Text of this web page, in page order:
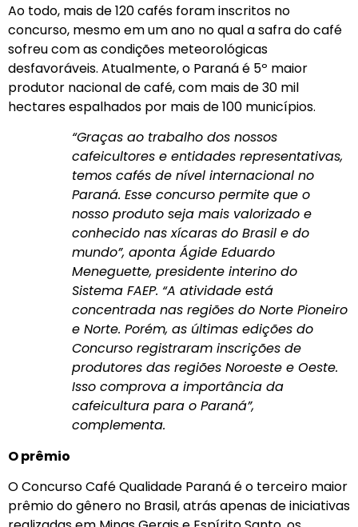
Ao todo, mais de 120 cafés foram inscritos no
concurso, mesmo em um ano no qual a safra do café
sofreu com as condições meteorológicas
desfavoráveis. Atualmente, o Paraná é 5º maior
produtor nacional de café, com mais de 30 mil
hectares espalhados por mais de 100 municípios.
“Graças ao trabalho dos nossos
cafeicultores e entidades representativas,
temos cafés de nível internacional no
Paraná. Esse concurso permite que o
nosso produto seja mais valorizado e
conhecido nas xícaras do Brasil e do
mundo”, aponta Ágide Eduardo
Meneguette, presidente interino do
Sistema FAEP. “A atividade está
concentrada nas regiões do Norte Pioneiro
e Norte. Porém, as últimas edições do
Concurso registraram inscrições de
produtores das regiões Noroeste e Oeste.
Isso comprova a importância da
cafeicultura para o Paraná”,
complementa.
O prêmio
O Concurso Café Qualidade Paraná é o terceiro maior
prêmio do gênero no Brasil, atrás apenas de iniciativas